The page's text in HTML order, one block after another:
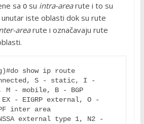
sa Osu intra-arearute i to su
iste oblasti dok su rute
arearute i označavaju rute
show ip route
S - static, I -
M - mobile, B - BGP
inter area